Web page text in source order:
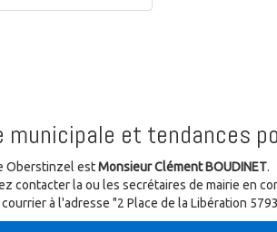
municipale et tendances
Oberstinzel estMonsieur Clément BOUDINET.
contacter la ou les secrétaires de mairie en
à l'adresse "2 Place de la Libération